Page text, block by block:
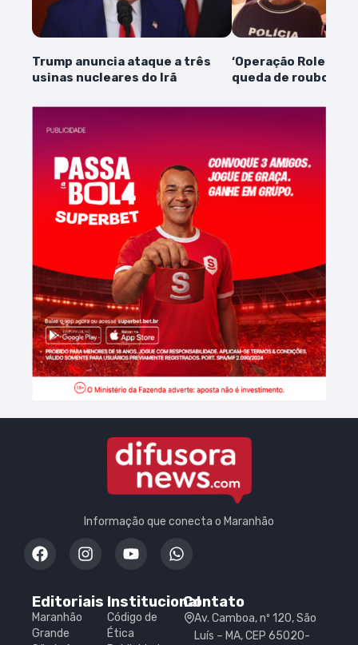
Trump anuncia ataque a três
usinas nucleares do Irã
‘Operação
queda de roubos
Informação que conecta o Maranhão
Editoriais
Maranhão
Grande
Institucional
Código de
Ética
Contato
Av. Camboa, nº 120, São
Luís – MA, CEP 65020-